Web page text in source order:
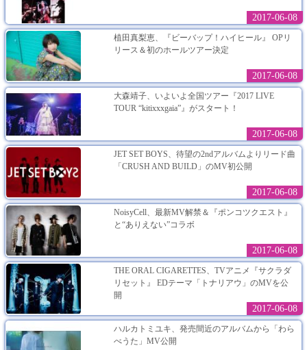
2017-06-08
植田真梨恵、『ビーバップ！ハイヒール』 OPリ
リース＆初のホールツアー決定
2017-06-08
大森靖子、いよいよ全国ツアー『2017 LIVE
TOUR “kitixxxgaia”』がスタート！
2017-06-08
JET SET BOYS、待望の2ndアルバムよりリード曲
「CRUSH AND BUILD」のMV初公開
2017-06-08
NoisyCell、最新MV解禁＆『ポンコツクエスト』
と“ありえない”コラボ
2017-06-08
THE ORAL CIGARETTES、TVアニメ『サクラダ
リセット』 EDテーマ「トナリアウ」のMVを公
開
2017-06-08
ハルカトミユキ、発売間近のアルバムから「わら
べうた」MV公開